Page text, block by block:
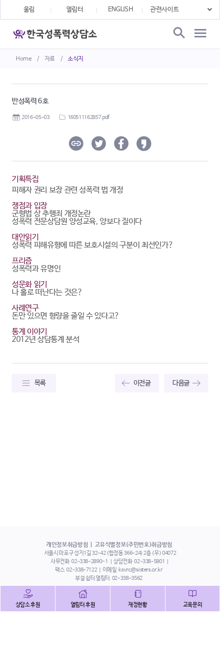
Home / 자료 / 소식지
울림 열림터 ENGLISH
반성폭력 6호
2016-05-03 160511162857.pdf
기획특집
피해자 권리 보장 관련 성폭력 법 개정
쟁점과 입장
군형법 상 추행죄 개정논란
성폭력 전문상담원 양성교육, 양보다 질이다
대안읽기
성폭력 피해유형에 따른 보호시설의 구분이 최선인가?
프리즘
성폭력과 유명인
성문화 읽기
나 홀로 떠난다는 것은?
사례연구
돈만 있으면 형량을 줄일 수 있다고?
통계 이야기
2012년 상담통계 분석
목록 이전글 다음글
개인정보취급방침 고유식별정보(주민번호)취급방침
서울시 마포구 성지1길 32-42 (합정동 366-24) 2층 (우) 04072
사무전화 02-338-2890~1 상담전화 02-338-5801
팩스 02-338-7122 이메일 ksvrc@sisters.or.kr
부설 쉼터 열림터 02-338-3562
상담소 후원 열림터 후원 재정현황 교육문의